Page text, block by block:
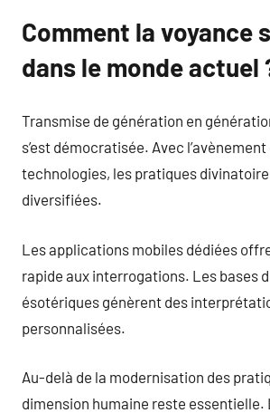
Comment la voyance
dans le monde actuel
Transmise de génération en
s’est démocratisée. Avec
technologies, les pratiques
diversifiées.
Les applications mobiles dédiées
rapide aux interrogations. Les bases
ésotériques génèrent des
personnalisées.
Au-delà de la modernisation des
dimension humaine reste essentielle.